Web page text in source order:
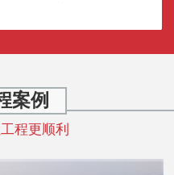
案例
程更顺利